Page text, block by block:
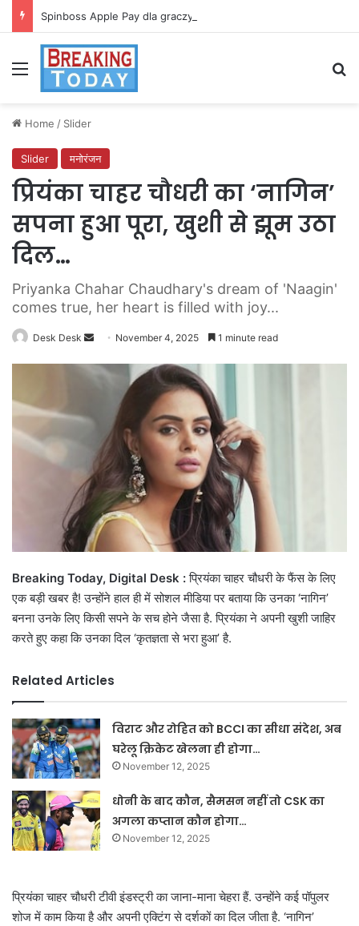
Spinboss Apple Pay dla graczy na iPhone
Menu
Home / Slider
Slider मनोरंजन
प्रियंका चाहर चौधरी का ‘नागिन’
सपना हुआ पूरा, खुशी से झूम उठा
दिल…
Priyanka Chahar Chaudhary's dream of 'Naagin'
comes true, her heart is filled with joy...
Desk Desk
Send
email
November 4, 2025 1 minute read
Breaking Today, Digital Desk :प्रियंका चाहर चौधरी के फैंस के लिए
एक बड़ी खबर है! उन्होंने हाल ही में सोशल मीडिया पर बताया कि उनका ‘नागिन’
बनना उनके लिए किसी सपने के सच होने जैसा है. प्रियंका ने अपनी खुशी जाहिर
करते हुए कहा कि उनका दिल ‘कृतज्ञता से भरा हुआ’ है.
Related Articles
विराट और रोहित को BCCI का सीधा संदेश, अब
घरेलू क्रिकेट खेलना ही होगा…
November 12, 2025
धोनी के बाद कौन, सैमसन नहीं तो CSK का
अगला कप्तान कौन होगा…
November 12, 2025
प्रियंका चाहर चौधरी टीवी इंडस्ट्री का जाना-माना चेहरा हैं. उन्होंने कई पॉपुलर
शोज में काम किया है और अपनी एक्टिंग से दर्शकों का दिल जीता है. ‘नागिन’